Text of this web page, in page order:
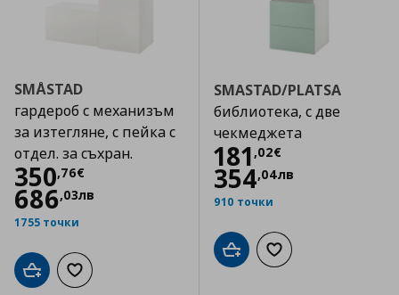
SMÅSTAD
гардероб с механизъм
за изтегляне, с пейка с
отдел. за съхран.
350,76€
Цена
686,03лв
1755 точки
Добави в кошницата
Добави към списъка с любими
SMASTAD/PLATSA
библиотека, с две
чекмеджета
181 ,02€
Цена
354,04лв
910 точки
Добави в кошницата
Добави към